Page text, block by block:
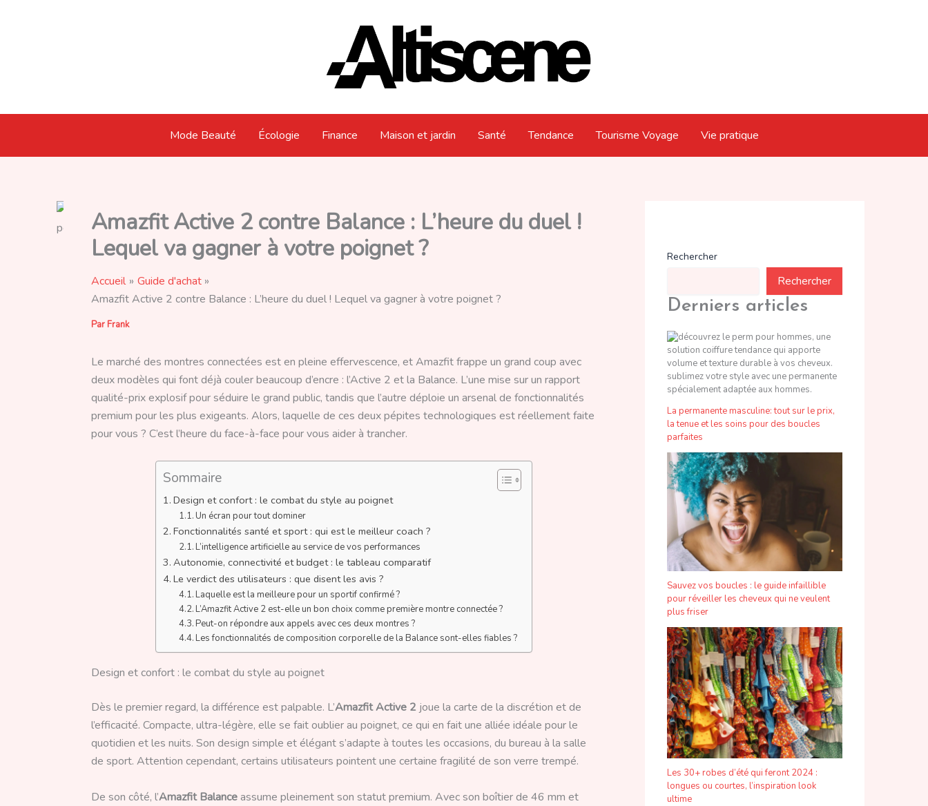
Mode Beauté Écologie Finance Maison et jardin Santé Tendance Tourisme Voyage Vie pratique
Amazfit Active 2 contre Balance : L’heure du duel !
Lequel va gagner à votre poignet ?
Accueil
Guide d'achat
Amazfit Active 2 contre Balance : L’heure du duel ! Lequel va gagner à votre poignet ?
Par Frank
Le marché des montres connectées est en pleine effervescence, et Amazfit frappe un grand coup avec
deux modèles qui font déjà couler beaucoup d’encre : l’Active 2 et la Balance. L’une mise sur un rapport
qualité-prix explosif pour séduire le grand public, tandis que l’autre déploie un arsenal de fonctionnalités
premium pour les plus exigeants. Alors, laquelle de ces deux pépites technologiques est réellement faite
pour vous ? C’est l’heure du face-à-face pour vous aider à trancher.
Sommaire
Design et confort : le combat du style au poignet
Un écran pour tout dominer
Fonctionnalités santé et sport : qui est le meilleur coach ?
L’intelligence artificielle au service de vos performances
Autonomie, connectivité et budget : le tableau comparatif
Le verdict des utilisateurs : que disent les avis ?
Laquelle est la meilleure pour un sportif confirmé ?
L’Amazfit Active 2 est-elle un bon choix comme première montre connectée ?
Peut-on répondre aux appels avec ces deux montres ?
Les fonctionnalités de composition corporelle de la Balance sont-elles fiables ?
Design et confort : le combat du style au poignet
Dès le premier regard, la différence est palpable. L’Amazfit Active 2 joue la carte de la discrétion et de
l’efficacité. Compacte, ultra-légère, elle se fait oublier au poignet, ce qui en fait une alliée idéale pour le
quotidien et les nuits. Son design simple et élégant s’adapte à toutes les occasions, du bureau à la salle
de sport. Attention cependant, certains utilisateurs pointent une certaine fragilité de son verre trempé.
De son côté, l’Amazfit Balanceassume pleinement son statut premium. Avec son boîtier de 46 mm et
Rechercher
Rechercher
Derniers articles
La permanente masculine: tout sur le prix,
la tenue et les soins pour des boucles
parfaites
Sauvez vos boucles : le guide infaillible
pour réveiller les cheveux qui ne veulent
plus friser
Les 30+ robes d’été qui feront 2024 :
longues ou courtes, l’inspiration look
ultime